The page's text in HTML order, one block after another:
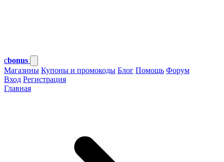
cbonus
Магазины Купоны и промокоды Блог Помощь Форум
Вход Регистрация
Главная